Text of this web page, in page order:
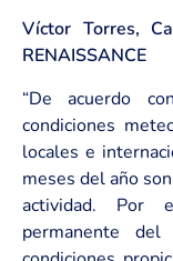
Víctor Torres,
RENAISSANCE
“De acuerdo
condiciones
locales e
meses del año
actividad. Por
permanente